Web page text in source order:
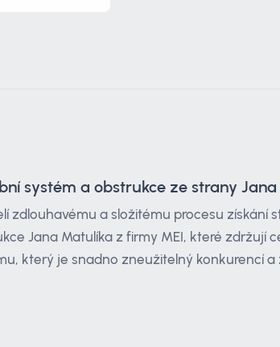
systém a obstrukce ze strany
zdlouhavému a složitému procesu získání
Jana Matulíka z firmy MEI, které zdržují
který je snadno zneužitelný konkurencí